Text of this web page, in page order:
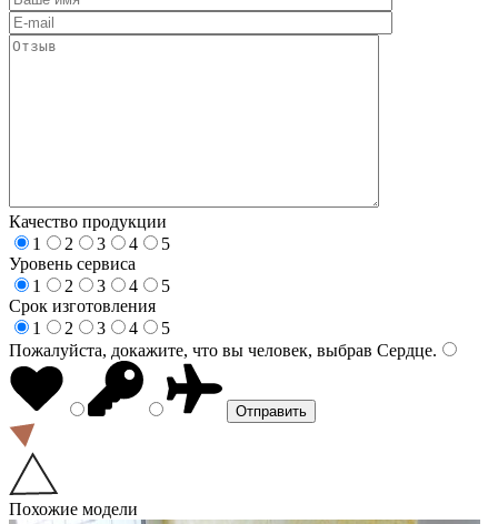
Качество продукции
1
2 3 4
5
Уровень сервиса
1
2 3 4
5
Срок изготовления
1
2 3 4
5
Пожалуйста, докажите, что вы человек, выбрав Сердце.
Похожие модели